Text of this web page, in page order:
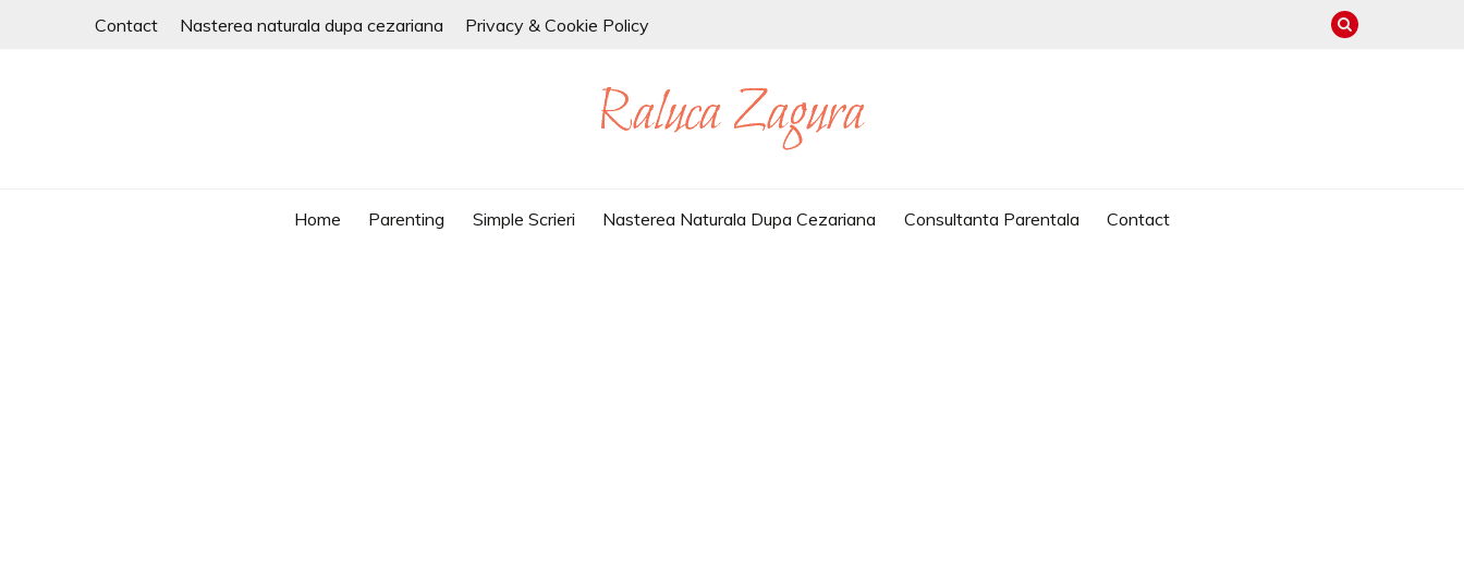
Contact Nasterea naturala dupa cezariana Privacy & Cookie Policy
Home Parenting Simple Scrieri Nasterea Naturala Dupa Cezariana Consultanta Parentala Contact